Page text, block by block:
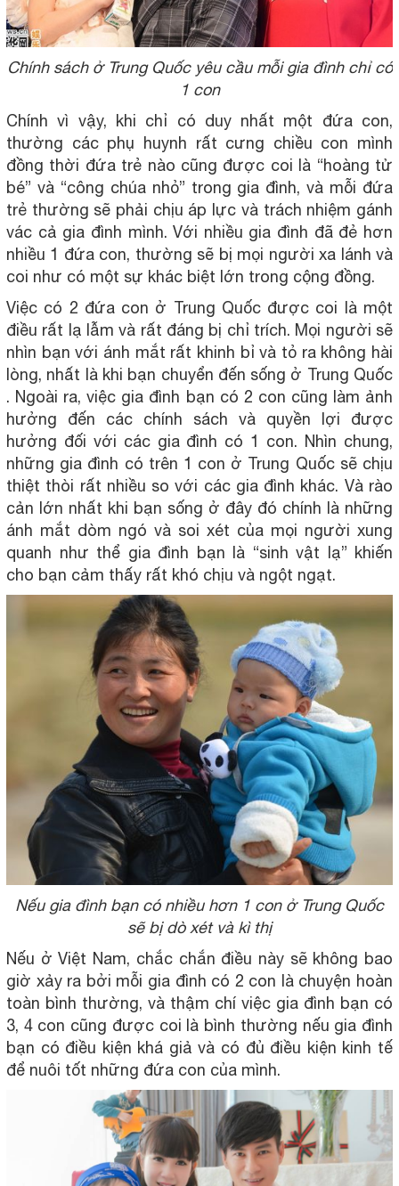
Chính sách ở Trung Quốc yêu cầu mỗi gia đình chỉ có
1 con
Chính vì vậy, khi chỉ có duy nhất một đứa con,
thường các phụ huynh rất cưng chiều con mình
đồng thời đứa trẻ nào cũng được coi là “hoàng tử
bé” và “công chúa nhỏ” trong gia đình, và mỗi đứa
trẻ thường sẽ phải chịu áp lực và trách nhiệm gánh
vác cả gia đình mình. Với nhiều gia đình đã đẻ hơn
nhiều 1 đứa con, thường sẽ bị mọi người xa lánh và
coi như có một sự khác biệt lớn trong cộng đồng.
Việc có 2 đứa con ở Trung Quốc được coi là một
điều rất lạ lẫm và rất đáng bị chỉ trích. Mọi người sẽ
nhìn bạn với ánh mắt rất khinh bỉ và tỏ ra không hài
lòng, nhất là khi bạn chuyển đến sống ở Trung Quốc
. Ngoài ra, việc gia đình bạn có 2 con cũng làm ảnh
hưởng đến các chính sách và quyền lợi được
hưởng đối với các gia đình có 1 con. Nhìn chung,
những gia đình có trên 1 con ở Trung Quốc sẽ chịu
thiệt thòi rất nhiều so với các gia đình khác. Và rào
cản lớn nhất khi bạn sống ở đây đó chính là những
ánh mắt dòm ngó và soi xét của mọi người xung
quanh như thể gia đình bạn là “sinh vật lạ” khiến
cho bạn cảm thấy rất khó chịu và ngột ngạt.
Nếu gia đình bạn có nhiều hơn 1 con ở Trung Quốc
sẽ bị dò xét và kì thị
Nếu ở Việt Nam, chắc chắn điều này sẽ không bao
giờ xảy ra bởi mỗi gia đình có 2 con là chuyện hoàn
toàn bình thường, và thậm chí việc gia đình bạn có
3, 4 con cũng được coi là bình thường nếu gia đình
bạn có điều kiện khá giả và có đủ điều kiện kinh tế
để nuôi tốt những đứa con của mình.